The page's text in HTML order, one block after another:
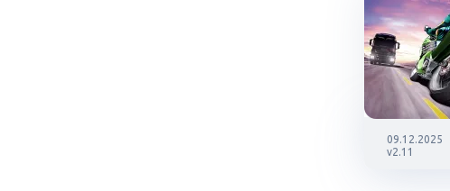
09.12.2025
v2.11